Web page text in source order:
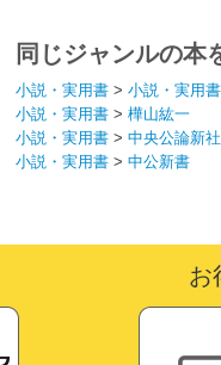
同じジャンルの本
小説・実用書 > 小説・実用書
小説・実用書 > 樺山紘一
小説・実用書 > 中央公論新社
小説・実用書 > 中公新書
お